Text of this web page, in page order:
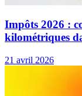
Impôts 2026 :
kilométriques
21 avril 2026